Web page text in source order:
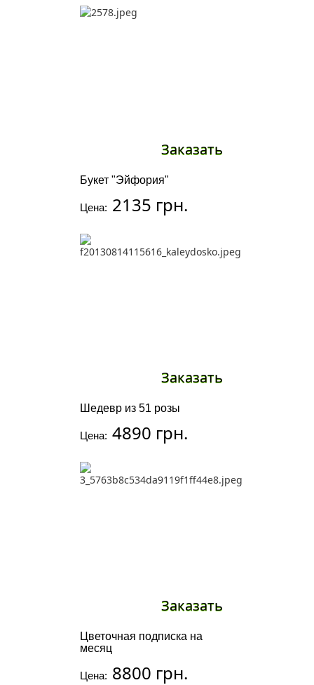
Букет "Эйфория"
Цена: 2135 грн.
Заказать
Шедевр из 51 розы
Цена: 4890 грн.
Заказать
Цветочная подписка на
месяц
Цена: 8800 грн.
Заказать